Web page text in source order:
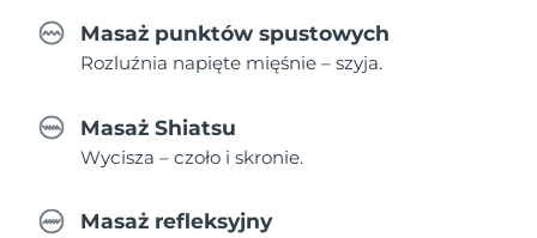
Masaż punktów spustowych
Rozluźnia napięte mięśnie – szyja.
Masaż Shiatsu
Wycisza – czoło i skronie.
Masaż refleksyjny